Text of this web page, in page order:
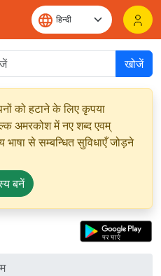
खोजें
को हटाने के लिए कृपया
अमरकोश में नए शब्द एवम्
भाषा से सम्बन्धित सुविधाएँ जोड़ने
बनें
म